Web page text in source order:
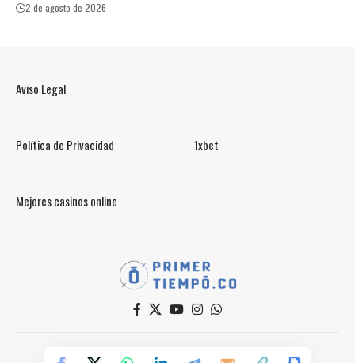
2 de agosto de 2026
Aviso Legal
Política de Privacidad 1xbet
Mejores casinos online